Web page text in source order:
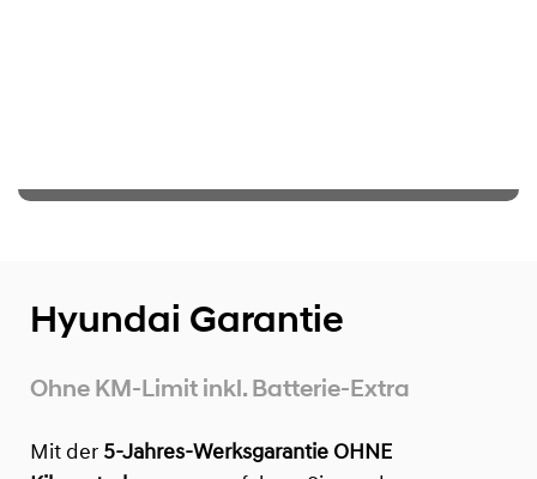
Hyundai Garantie
Ohne KM-Limit inkl. Batterie-Extra
Mit der 5-Jahres-Werksgarantie OHNE